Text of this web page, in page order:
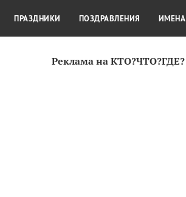
Реклама на КТО?ЧТО?ГДЕ?
КУЛЬТУРА КРАСОТА
ПРАЗДНИКИ ПОЗДРАВЛЕНИЯ ИМЕНА